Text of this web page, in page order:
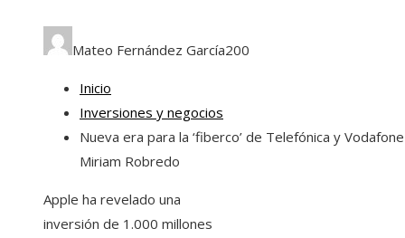
Mateo Fernández García200
Inicio
Inversiones y negocios
Nueva era para la ‘fiberco’ de Telefónica y
Miriam Robredo
Apple ha revelado una
inversión de 1.000 millones